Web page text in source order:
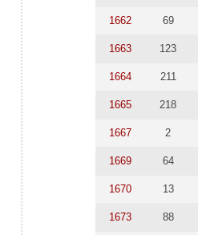
1662 69
1663 123
1664 211
1665 218
1667 2
1669 64
1670 13
1673 88